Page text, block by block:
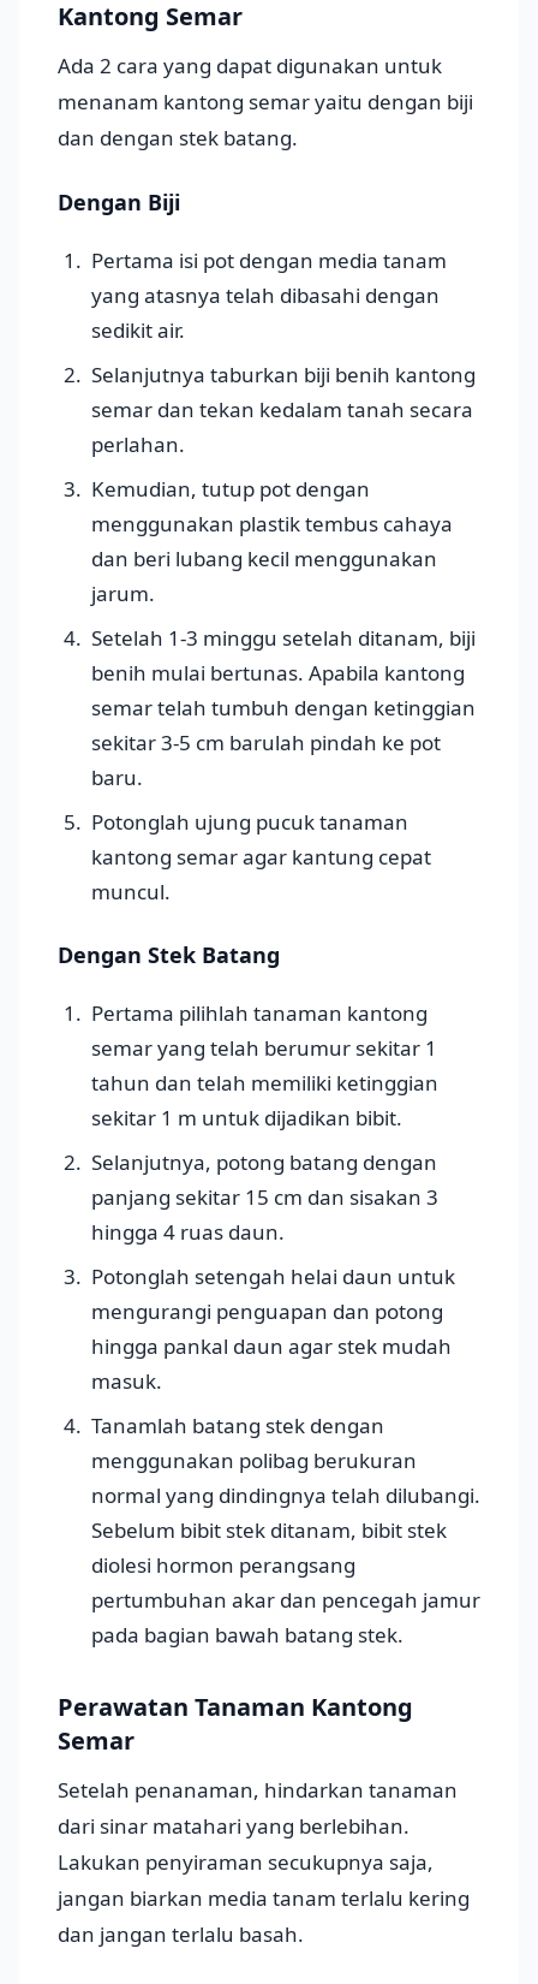
Kantong Semar
Ada 2 cara yang dapat digunakan untuk
menanam kantong semar yaitu dengan biji
dan dengan stek batang.
Dengan Biji
Pertama isi pot dengan media tanam
yang atasnya telah dibasahi dengan
sedikit air.
Selanjutnya taburkan biji benih kantong
semar dan tekan kedalam tanah secara
perlahan.
Kemudian, tutup pot dengan
menggunakan plastik tembus cahaya
dan beri lubang kecil menggunakan
jarum.
Setelah 1-3 minggu setelah ditanam, biji
benih mulai bertunas. Apabila kantong
semar telah tumbuh dengan ketinggian
sekitar 3-5 cm barulah pindah ke pot
baru.
Potonglah ujung pucuk tanaman
kantong semar agar kantung cepat
muncul.
Dengan Stek Batang
Pertama pilihlah tanaman kantong
semar yang telah berumur sekitar 1
tahun dan telah memiliki ketinggian
sekitar 1 m untuk dijadikan bibit.
Selanjutnya, potong batang dengan
panjang sekitar 15 cm dan sisakan 3
hingga 4 ruas daun.
Potonglah setengah helai daun untuk
mengurangi penguapan dan potong
hingga pankal daun agar stek mudah
masuk.
Tanamlah batang stek dengan
menggunakan polibag berukuran
normal yang dindingnya telah dilubangi.
Sebelum bibit stek ditanam, bibit stek
diolesi hormon perangsang
pertumbuhan akar dan pencegah jamur
pada bagian bawah batang stek.
Perawatan Tanaman Kantong
Semar
Setelah penanaman, hindarkan tanaman
dari sinar matahari yang berlebihan.
Lakukan penyiraman secukupnya saja,
jangan biarkan media tanam terlalu kering
dan jangan terlalu basah.